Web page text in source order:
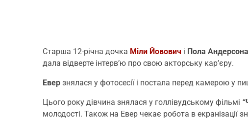
Старша 12-річна дочка Міли Йовович і Пола Андерсона
дала відверте інтерв’ю про свою акторську кар’єру.
Евер знялася у фотосесії і постала перед камерою у
Цього року дівчина знялася у голлівудському фільмі
молодості. Також на Евер чекає робота в екранізації